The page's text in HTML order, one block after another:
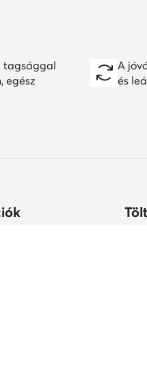
tagsággal
egész
A
és